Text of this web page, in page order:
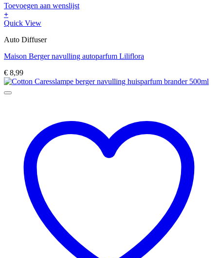
Toevoegen aan wenslijst
+
Quick View
Auto Diffuser
Maison Berger navulling autoparfum Liliflora
€ 8,99